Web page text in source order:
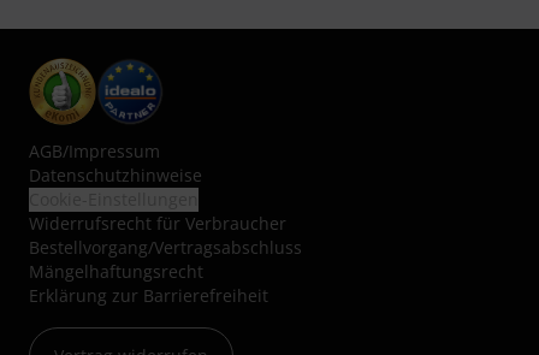
AGB/Impressum
Datenschutzhinweise
Widerrufsrecht für Verbraucher
Bestellvorgang/Vertragsabschluss
Mängelhaftungsrecht
Erklärung zur Barrierefreiheit